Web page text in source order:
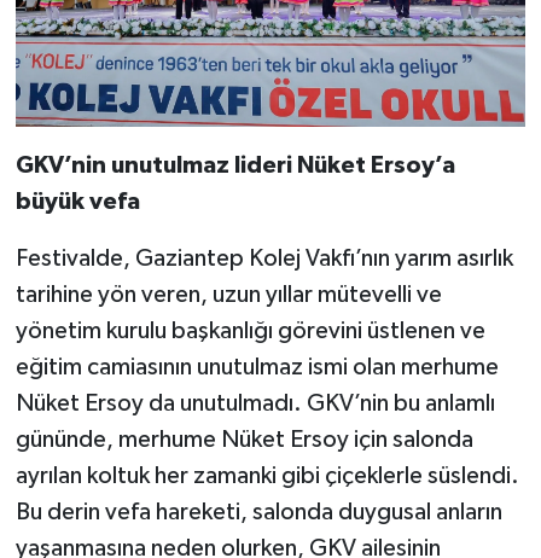
GKV’nin unutulmaz lideri Nüket Ersoy’a
büyük vefa
Festivalde, Gaziantep Kolej Vakfı’nın yarım asırlık
tarihine yön veren, uzun yıllar mütevelli ve
yönetim kurulu başkanlığı görevini üstlenen ve
eğitim camiasının unutulmaz ismi olan merhume
Nüket Ersoy da unutulmadı. GKV’nin bu anlamlı
gününde, merhume Nüket Ersoy için salonda
ayrılan koltuk her zamanki gibi çiçeklerle süslendi.
Bu derin vefa hareketi, salonda duygusal anların
yaşanmasına neden olurken, GKV ailesinin